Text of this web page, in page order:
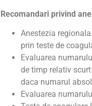
Recomandari privind
Anestezia
prin teste de
Evaluarea
de timp relativ
daca numarul
Evaluarea